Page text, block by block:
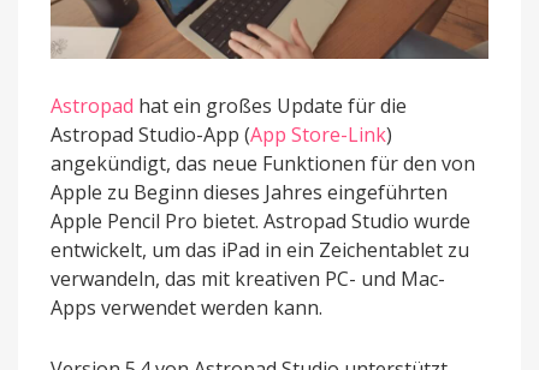
Astropad hat ein großes Update für die
Astropad Studio-App (App Store-Link)
angekündigt, das neue Funktionen für den von
Apple zu Beginn dieses Jahres eingeführten
Apple Pencil Pro bietet. Astropad Studio wurde
entwickelt, um das iPad in ein Zeichentablet zu
verwandeln, das mit kreativen PC- und Mac-
Apps verwendet werden kann.